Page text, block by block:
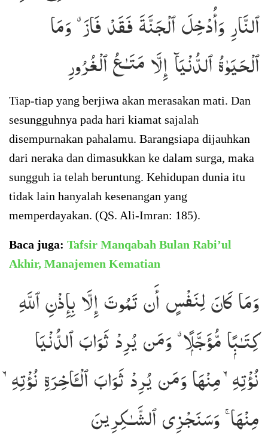
ٱلنَّارِ وَأُدْخِلَ ٱلْجَنَّةَ فَقَدْ فَازَ ۗ وَمَا
ٱلْحَيَوٰةُ ٱلدُّنْيَآ إِلَّا مَتَـٰعُ ٱلْغُرُورِ
Tiap-tiap yang berjiwa akan merasakan mati. Dan
sesungguhnya pada hari kiamat sajalah
disempurnakan pahalamu. Barangsiapa dijauhkan
dari neraka dan dimasukkan ke dalam surga, maka
sungguh ia telah beruntung. Kehidupan dunia itu
tidak lain hanyalah kesenangan yang
memperdayakan. (QS. Ali-Imran: 185).
Baca juga: Tafsir Manqabah Bulan Rabi’ul
Akhir, Manajemen Kematian
وَمَا كَانَ لِنَفْسٍ أَن تَمُوتَ إِلَّا بِإِذْنِ ٱللَّهِ
كِتَـٰبًۭا مُّؤَجَّلًۭا ۗ وَمَن يُرِدْ ثَوَابَ ٱلدُّنْيَا
نُؤْتِهِۦ مِنْهَا وَمَن يُرِدْ ثَوَابَ ٱلْـَٔاخِرَةِ نُؤْتِهِۦ
مِنْهَا ۚ وَسَنَجْزِى ٱلشَّـٰكِرِينَ